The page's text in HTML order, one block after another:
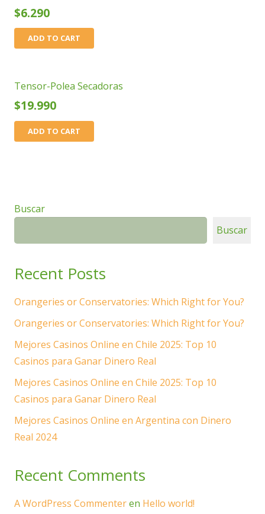
$6.290
ADD TO CART
Tensor-Polea Secadoras
$19.990
ADD TO CART
Buscar
Buscar
Recent Posts
Orangeries or Conservatories: Which Right for You?
Orangeries or Conservatories: Which Right for You?
Mejores Casinos Online en Chile 2025: Top 10
Casinos para Ganar Dinero Real
Mejores Casinos Online en Chile 2025: Top 10
Casinos para Ganar Dinero Real
Mejores Casinos Online en Argentina con Dinero
Real 2024
Recent Comments
A WordPress Commenteren Hello world!